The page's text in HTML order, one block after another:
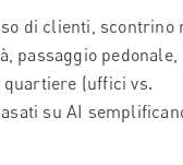
di clienti, scontrino
passaggio pedonale,
quartiere (uffici vs.
su AI